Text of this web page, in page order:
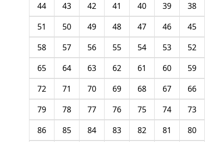
38
39
40
41
42
43
44
45
46
47
48
49
50
51
52
53
54
55
56
57
58
59
60
61
62
63
64
65
66
67
68
69
70
71
72
73
74
75
76
77
78
79
80
81
82
83
84
85
86